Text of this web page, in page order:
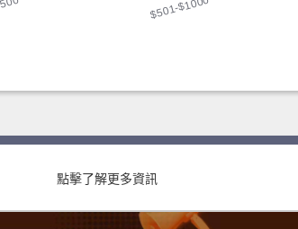
點擊了解更多資訊